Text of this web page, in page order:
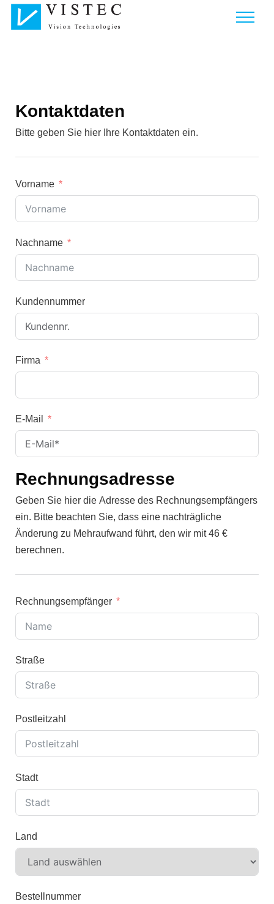
Kontaktdaten
Bitte geben Sie hier Ihre Kontaktdaten ein.
Vorname
Nachname
Kundennummer
Firma
E-Mail
Rechnungsadresse
Geben Sie hier die Adresse des Rechnungsempfängers
ein. Bitte beachten Sie, dass eine nachträgliche
Änderung zu Mehraufwand führt, den wir mit 46 €
berechnen.
Rechnungsempfänger
Straße
Postleitzahl
Stadt
Land
Bestellnummer